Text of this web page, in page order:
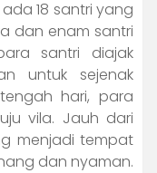
18 santri yang
dan enam santri
santri diajak
untuk sejenak
hari, para
vila. Jauh dari
menjadi tempat
dan nyaman.